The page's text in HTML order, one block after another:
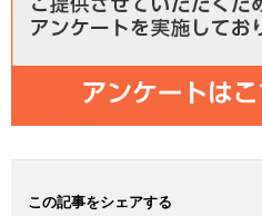
この記事をシェアする